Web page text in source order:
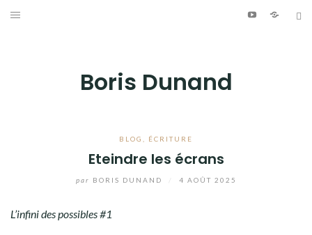
Aller
Youtube
Boris Dunand
BLOG ÉCRITURE
Eteindre les écrans
par BORIS DUNAND 4 AOÛT 2025
L’infini des possibles #1
JOURNAL DE BORD